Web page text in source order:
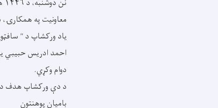
معاونیت په
یاد ورکشاپ د "
احمد ادریس حبیبي
دوام وکړي.
د دې ورکشاپ هدف د
بامیان پوهنتون